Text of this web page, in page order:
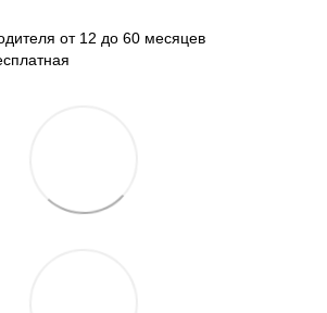
от 12 до 60 месяцев